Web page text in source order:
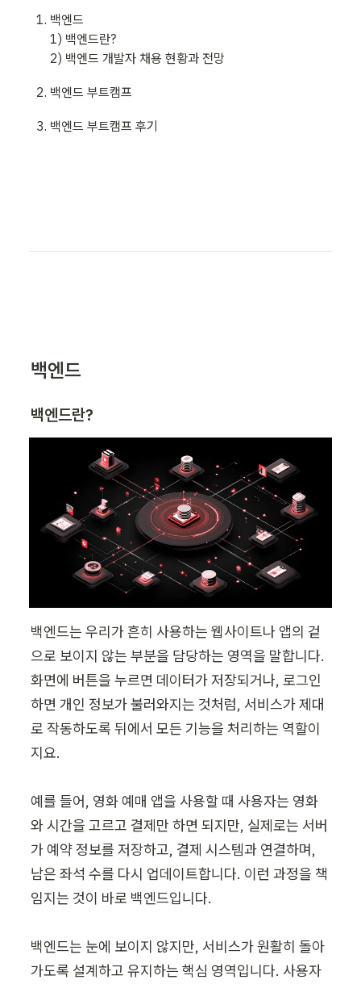
백엔드
1) 백엔드란?
2) 백엔드 개발자 채용 현황과 전망
백엔드 부트캠프
백엔드 부트캠프 후기
백엔드
백엔드란?
백엔드는 우리가 흔히 사용하는 웹사이트나 앱의 겉
으로 보이지 않는 부분을 담당하는 영역을 말합니다.
화면에 버튼을 누르면 데이터가 저장되거나, 로그인
하면 개인 정보가 불러와지는 것처럼, 서비스가 제대
로 작동하도록 뒤에서 모든 기능을 처리하는 역할이
지요.
예를 들어, 영화 예매 앱을 사용할 때 사용자는 영화
와 시간을 고르고 결제만 하면 되지만, 실제로는 서버
가 예약 정보를 저장하고, 결제 시스템과 연결하며,
남은 좌석 수를 다시 업데이트합니다. 이런 과정을 책
임지는 것이 바로 백엔드입니다.
백엔드는 눈에 보이지 않지만, 서비스가 원활히 돌아
가도록 설계하고 유지하는 핵심 영역입니다. 사용자